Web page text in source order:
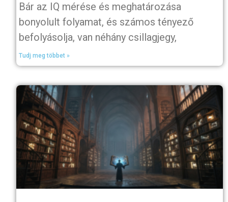
Bár az IQ mérése és meghatározása
bonyolult folyamat, és számos tényező
befolyásolja, van néhány csillagjegy,
Tudj meg többet »